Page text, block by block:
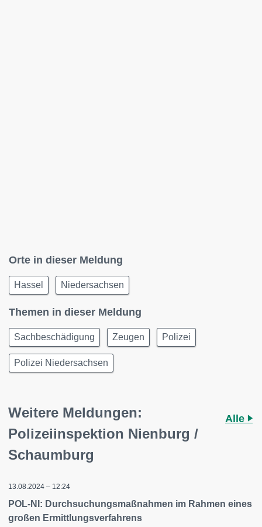
Orte in dieser Meldung
Hassel Niedersachsen
Themen in dieser Meldung
Sachbeschädigung Zeugen Polizei
Polizei Niedersachsen
Weitere Meldungen:
Polizeiinspektion Nienburg /
Schaumburg
Alle
13.08.2024 – 12:24
POL-NI: Durchsuchungsmaßnahmen im Rahmen eines
großen Ermittlungsverfahrens